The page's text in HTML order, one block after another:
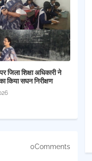
जिला शिक्षा अधिकारी ने
किया सघन निरीक्षण
0Comments